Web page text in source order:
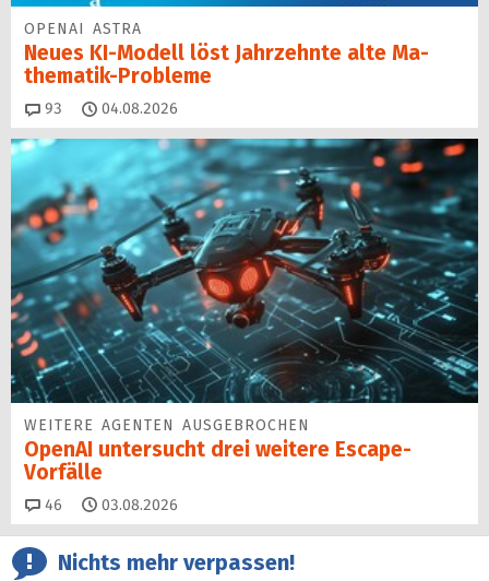
OPENAI ASTRA
Neues KI-Modell löst Jahr­zehn­te alte Ma­
thematik-Pro­ble­me
93 Kommentare
04.08.2026
WEITERE AGENTEN AUSGEBROCHEN
OpenAI untersucht drei weitere Escape-
Vorfälle
46 Kommentare
03.08.2026
Nichts mehr verpassen!